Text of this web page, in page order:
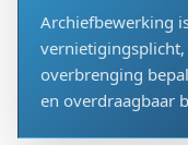
Archiefbewerking
overbrenging
en overdraagbaar